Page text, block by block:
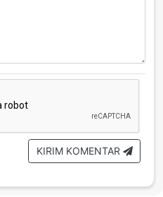
KIRIM KOMENTAR